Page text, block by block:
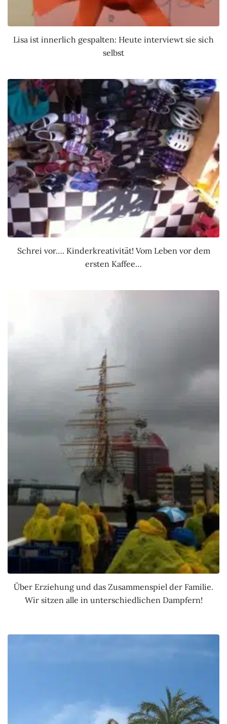
Lisa ist innerlich gespalten: Heute interviewt sie sich
selbst
Schrei vor…. Kinderkreativität! Vom Leben vor dem
ersten Kaffee…
Über Erziehung und das Zusammenspiel der Familie.
Wir sitzen alle in unterschiedlichen Dampfern!